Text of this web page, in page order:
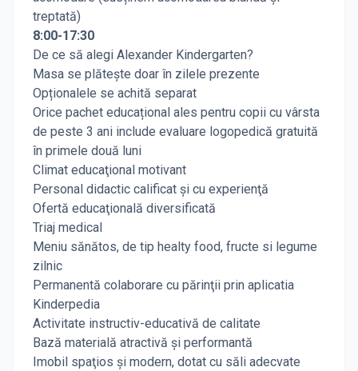
treptată)
8:00-17:30
De ce să alegi Alexander Kindergarten?
Masa se plătește doar în zilele prezente
Opționalele se achită separat
Orice pachet educațional ales pentru copii cu vârsta
de peste 3 ani include evaluare logopedică gratuită
în primele două luni
Climat educaţional motivant
Personal didactic calificat şi cu experienţă
Ofertă educaţională diversificată
Triaj medical
Meniu sănătos, de tip healty food, fructe si legume
zilnic
Permanentă colaborare cu părinţii prin aplicatia
Kinderpedia
Activitate instructiv-educativă de calitate
Bază materială atractivă şi performantă
Imobil spaţios şi modern, dotat cu săli adecvate